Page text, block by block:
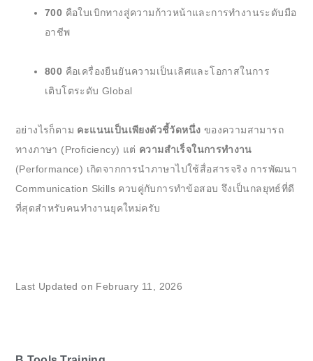
700 คือใบเบิกทางสู่ความก้าวหน้าและการทำงานระดับมือ
อาชีพ
800 คือเครื่องยืนยันความเป็นเลิศและโอกาสในการ
เติบโตระดับ Global
อย่างไรก็ตาม คะแนนเป็นเพียงตัวชี้วัดหนึ่ง ของความสามารถ
ทางภาษา (Proficiency) แต่ ความสำเร็จในการทำงาน
(Performance) เกิดจากการนำภาษาไปใช้สื่อสารจริง การพัฒนา
Communication Skills ควบคู่กับการทำข้อสอบ จึงเป็นกลยุทธ์ที่ดี
ที่สุดสำหรับคนทำงานยุคใหม่ครับ
Last Updated on February 11, 2026